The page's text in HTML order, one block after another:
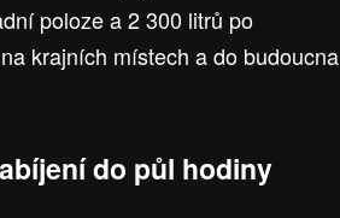
poloze a 2 300 litrů po
krajních místech a do budoucna
do půl hodiny